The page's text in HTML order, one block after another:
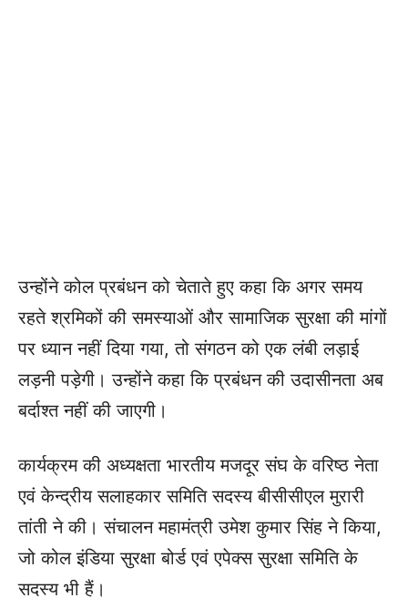
उन्होंने कोल प्रबंधन को चेताते हुए कहा कि अगर समय
रहते श्रमिकों की समस्याओं और सामाजिक सुरक्षा की मांगों
पर ध्यान नहीं दिया गया, तो संगठन को एक लंबी लड़ाई
लड़नी पड़ेगी। उन्होंने कहा कि प्रबंधन की उदासीनता अब
बर्दाश्त नहीं की जाएगी।
कार्यक्रम की अध्यक्षता भारतीय मजदूर संघ के वरिष्ठ नेता
एवं केन्द्रीय सलाहकार समिति सदस्य बीसीसीएल मुरारी
तांती ने की। संचालन महामंत्री उमेश कुमार सिंह ने किया,
जो कोल इंडिया सुरक्षा बोर्ड एवं एपेक्स सुरक्षा समिति के
सदस्य भी हैं।